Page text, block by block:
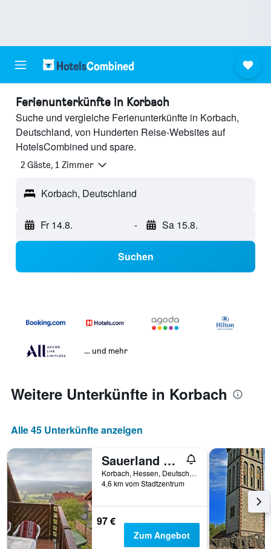
Ferienunterkünfte in Korbach
Suche und vergleiche Ferienunterkünfte in Korbach,
Deutschland, von Hunderten Reise-Websites auf
HotelsCombined und spare.
2 Gäste, 1 Zimmer
Korbach, Deutschland
Fr 14.8. - Sa 15.8.
Suchen
… und mehr
Weitere Unterkünfte in Korbach
Alle 45 Unterkünfte anzeigen
Sauerland Panorama
Korbach, Hessen, Deutschland
4,6 km vom Stadtzentrum
97 €
Zum Angebot